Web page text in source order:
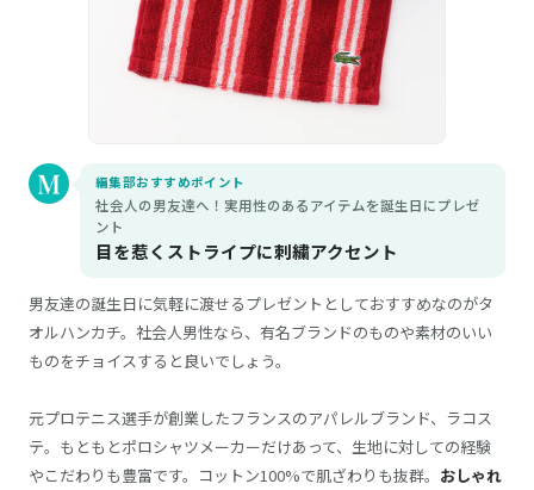
編集部おすすめポイント
社会人の男友達へ！実用性のあるアイテムを誕生日にプレゼ
ント
目を惹くストライプに刺繍アクセント
男友達の誕生日に気軽に渡せるプレゼントとしておすすめなのがタ
オルハンカチ。社会人男性なら、有名ブランドのものや素材のいい
ものをチョイスすると良いでしょう。
元プロテニス選手が創業したフランスのアパレルブランド、ラコス
テ。もともとポロシャツメーカーだけあって、生地に対しての経験
やこだわりも豊富です。コットン100%で肌ざわりも抜群。 おしゃれ